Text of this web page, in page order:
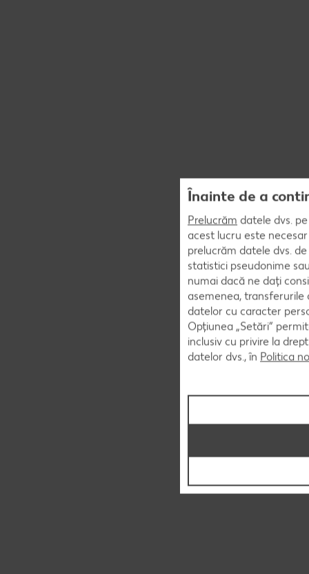
Înainte de a
Prelucrăm datele dvs.
acest lucru este
prelucrăm datele dvs.
statistici pseudonime
numai dacă ne dați
asemenea,
datelor cu caracter
Opțiunea „Setări”
inclusiv cu privire la
datelor dvs., în Politica